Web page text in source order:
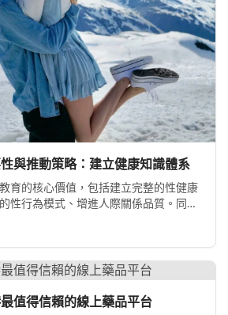
與推動策略：建立健康知識體系
育的核心價值，包括建立完整的性健康
性行為模式、增進人際關係品質。同時
值得信賴的線上藥品平台